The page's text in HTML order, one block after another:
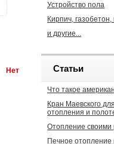
Нет
Устройство пола
Кирпич,
и другие...
Статьи
Что такое
Кран Маевского
отопления и
Отопление своими
Печное отопление